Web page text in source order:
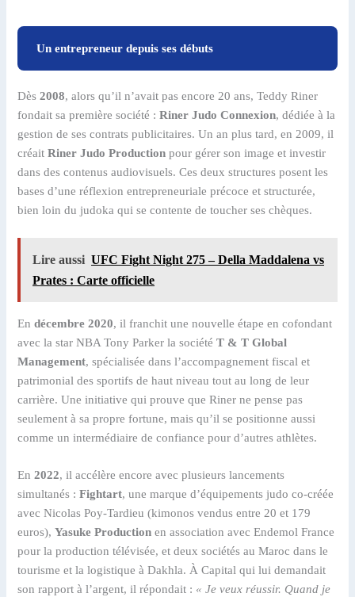
Un entrepreneur depuis ses débuts
Dès2008, alors qu’il n’avait pas encore 20 ans, Teddy Riner
fondait sa première société :Riner Judo Connexion, dédiée à la
gestion de ses contrats publicitaires. Un an plus tard, en 2009, il
créaitRiner Judo Production pour gérer son image et investir
dans des contenus audiovisuels. Ces deux structures posent les
bases d’une réflexion entrepreneuriale précoce et structurée,
bien loin du judoka qui se contente de toucher ses chèques.
Lire aussi UFC Fight Night 275 – Della Maddalena vs
Prates : Carte officielle
Endécembre 2020, il franchit une nouvelle étape en cofondant
avec la star NBA Tony Parker la sociétéT & T Global
Management, spécialisée dans l’accompagnement fiscal et
patrimonial des sportifs de haut niveau tout au long de leur
carrière. Une initiative qui prouve que Riner ne pense pas
seulement à sa propre fortune, mais qu’il se positionne aussi
comme un intermédiaire de confiance pour d’autres athlètes.
En2022, il accélère encore avec plusieurs lancements
simultanés :Fightart, une marque d’équipements judo co-créée
avec Nicolas Poy-Tardieu (kimonos vendus entre 20 et 179
euros),Yasuke Production en association avec Endemol France
pour la production télévisée, et deux sociétés au Maroc dans le
tourisme et la logistique à Dakhla. À Capital qui lui demandait
son rapport à l’argent, il répondait : « Je veux réussir. Quand je